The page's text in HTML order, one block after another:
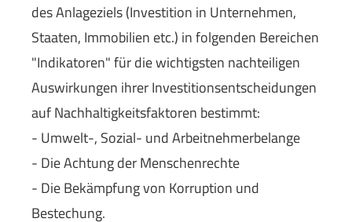
des Anlageziels (Investition in Unternehmen,
Staaten, Immobilien etc.) in folgenden Bereichen
"Indikatoren" für die wichtigsten nachteiligen
Auswirkungen ihrer Investitionsentscheidungen
auf Nachhaltigkeitsfaktoren bestimmt:
- Umwelt-, Sozial- und Arbeitnehmerbelange
- Die Achtung der Menschenrechte
- Die Bekämpfung von Korruption und
Bestechung.